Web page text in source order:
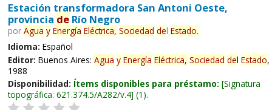
Estación transformadora San Antoni Oeste,
provincia deRío Negro
por Agua y Energía Eléctrica, Sociedad del Estado.
Idioma: Español
Editor: Buenos Aires: Agua y Energía Eléctrica, Sociedad del Estado,
1988
Disponibilidad: Ítems disponibles para préstamo: Signatura
topográfica: 621.374.5/A282/v.4 (1).